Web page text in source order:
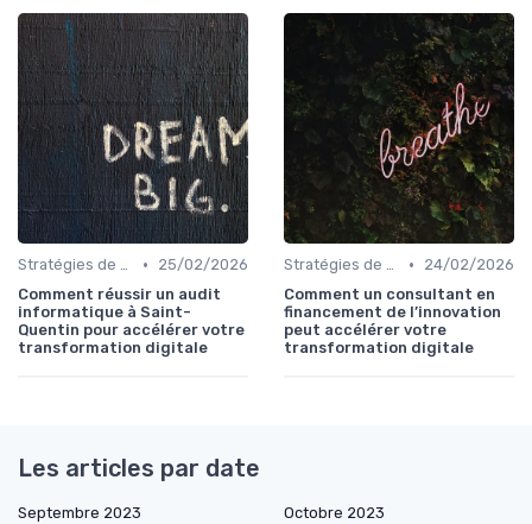
Stratégies de transformation •
25/02/2026
Comment réussir un audit
informatique à Saint-
Quentin pour accélérer votre
transformation digitale
Stratégies de transformation •
24/02/2026
Comment un consultant en
financement de l’innovation
peut accélérer votre
transformation digitale
Les articles par date
Septembre 2023
Octobre 2023